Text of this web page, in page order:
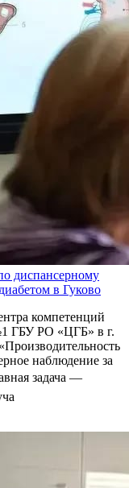
диспансерному
в Гуково
компетенций
ГБУ РО «ЦГБ» в г.
наблюдение за
задача —